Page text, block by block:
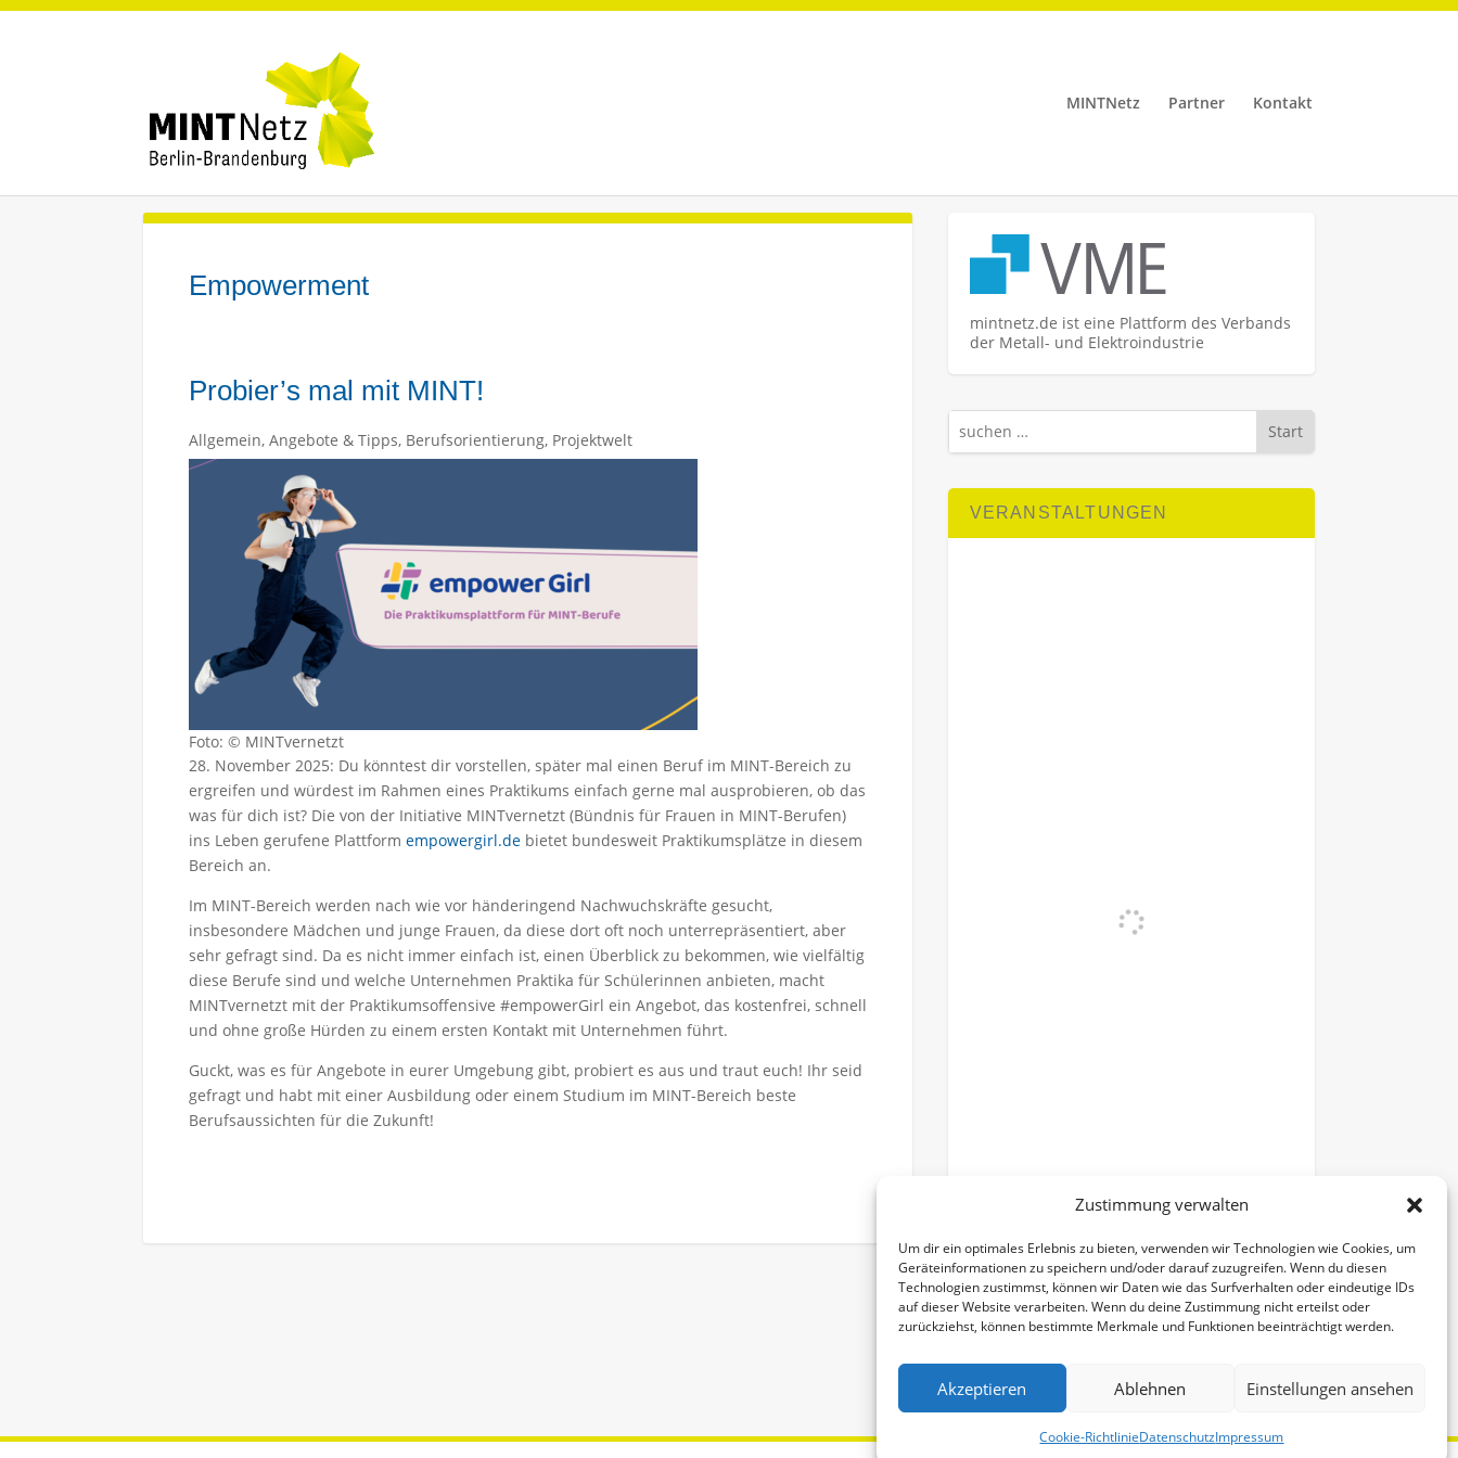
Zustimmung verwalten
Um dir ein optimales Erlebnis zu bieten, verwenden wir Technologien wie Cookies, um
Geräteinformationen zu speichern und/oder darauf zuzugreifen. Wenn du diesen
Technologien zustimmst, können wir Daten wie das Surfverhalten oder eindeutige IDs
auf dieser Website verarbeiten. Wenn du deine Zustimmung nicht erteilst oder
zurückziehst, können bestimmte Merkmale und Funktionen beeinträchtigt werden.
Akzeptieren Ablehnen Einstellungen ansehen
Cookie-RichtlinieDatenschutzImpressum
MINTNetz Partner Kontakt
Empowerment
Probier’s mal mit MINT!
Allgemein, Angebote & Tipps, Berufsorientierung, Projektwelt
Foto: © MINTvernetzt
28. November 2025: Du könntest dir vorstellen, später mal einen Beruf im MINT-Bereich zu
ergreifen und würdest im Rahmen eines Praktikums einfach gerne mal ausprobieren, ob das
was für dich ist? Die von der Initiative MINTvernetzt (Bündnis für Frauen in MINT-Berufen)
ins Leben gerufene Plattform empowergirl.de bietet bundesweit Praktikumsplätze in diesem
Bereich an.
Im MINT-Bereich werden nach wie vor händeringend Nachwuchskräfte gesucht,
insbesondere Mädchen und junge Frauen, da diese dort oft noch unterrepräsentiert, aber
sehr gefragt sind. Da es nicht immer einfach ist, einen Überblick zu bekommen, wie vielfältig
diese Berufe sind und welche Unternehmen Praktika für Schülerinnen anbieten, macht
MINTvernetzt mit der Praktikumsoffensive #empowerGirl ein Angebot, das kostenfrei, schnell
und ohne große Hürden zu einem ersten Kontakt mit Unternehmen führt.
Guckt, was es für Angebote in eurer Umgebung gibt, probiert es aus und traut euch! Ihr seid
gefragt und habt mit einer Ausbildung oder einem Studium im MINT-Bereich beste
Berufsaussichten für die Zukunft!
mintnetz.de ist eine Plattform des Verbands
der Metall- und Elektroindustrie
Start
VERANSTALTUNGEN
Alle Veranstaltungen